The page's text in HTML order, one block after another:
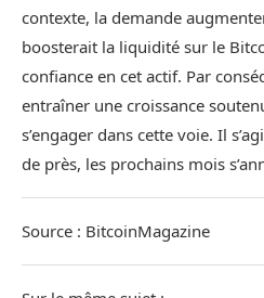
contexte, la demande
boosterait la liquidité sur le
confiance en cet actif. Par
entraîner une croissance
s’engager dans cette voie. Il
de près, les prochains mois
Source : BitcoinMagazine